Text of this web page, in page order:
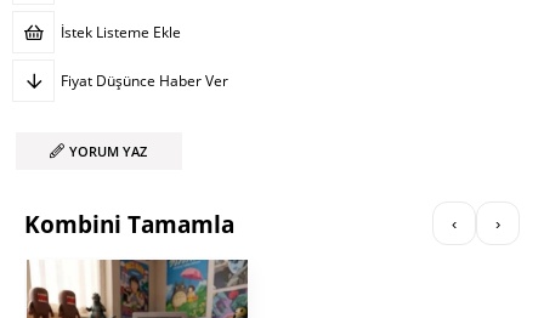
İstek Listeme Ekle
Fiyat Düşünce Haber Ver
YORUM YAZ
Kombini Tamamla ‹ ›